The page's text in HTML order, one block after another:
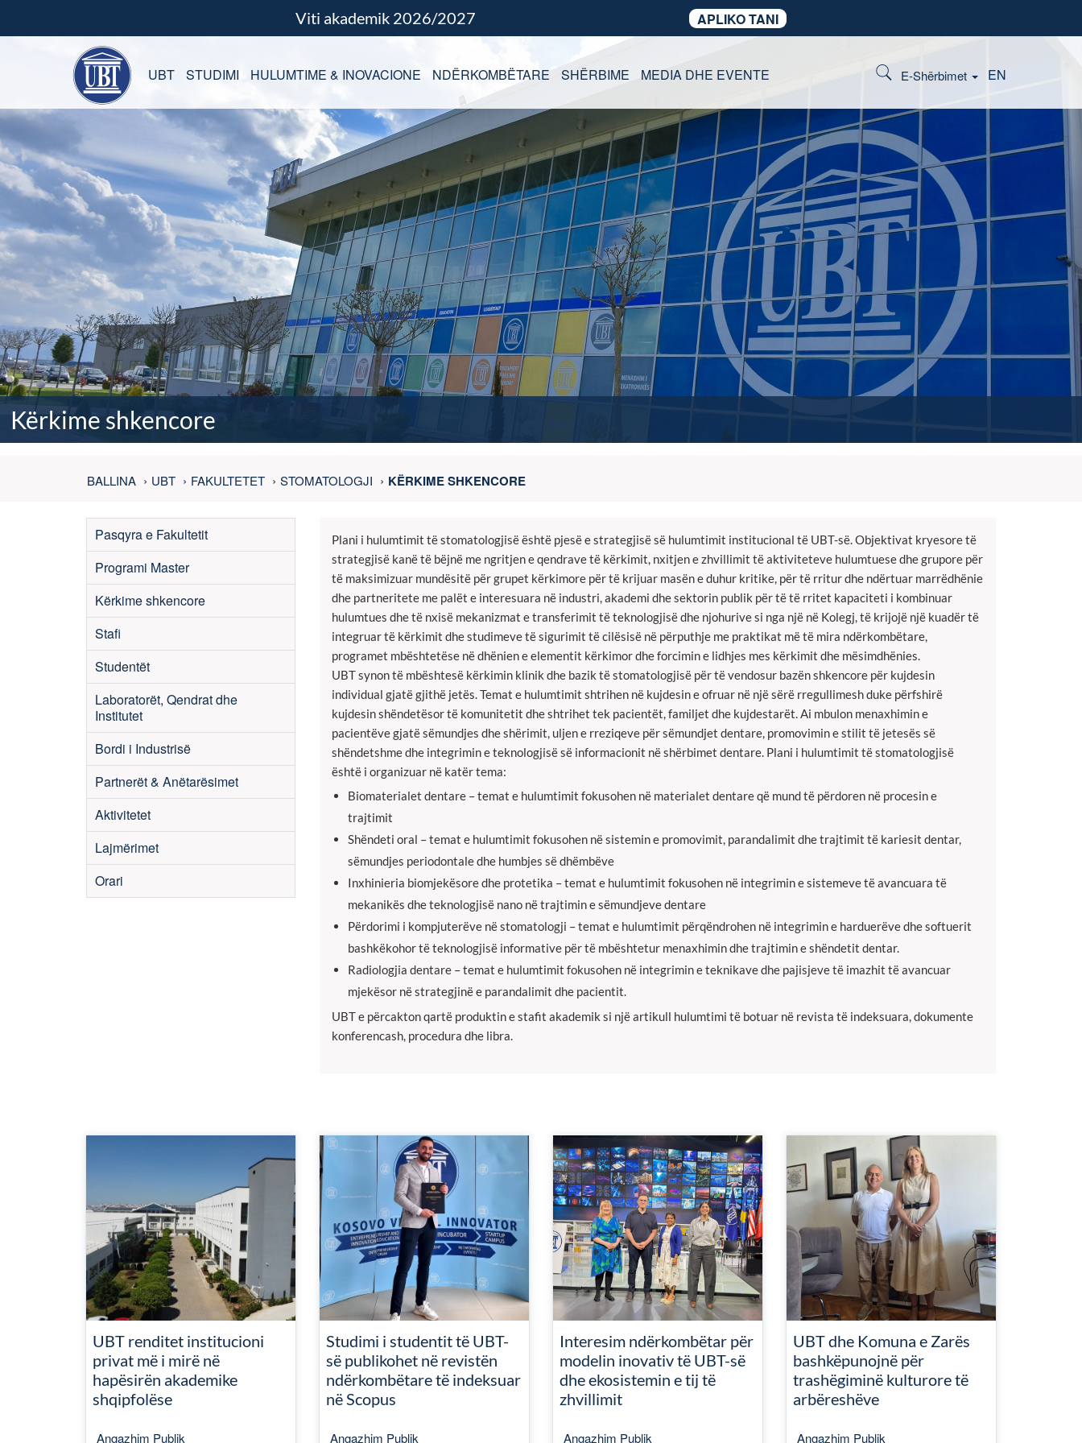
Viti akademik 2026/2027 APLIKO TANI
E-Shërbimet EN
UBT STUDIMI HULUMTIME & INOVACIONE NDËRKOMBËTARE SHËRBIME MEDIA DHE EVENTE
Kërkime shkencore
BALLINA UBT FAKULTETET STOMATOLOGJI KËRKIME SHKENCORE
Pasqyra e Fakultetit
Programi Master
Kërkime shkencore
Stafi
Studentët
Laboratorët, Qendrat dhe
Institutet
Bordi i Industrisë
Partnerët & Anëtarësimet
Aktivitetet
Lajmërimet
Orari
Plani i hulumtimit të stomatologjisë është pjesë e strategjisë së hulumtimit institucional të UBT-së. Objektivat kryesore të
strategjisë kanë të bëjnë me ngritjen e qendrave të kërkimit, nxitjen e zhvillimit të aktiviteteve hulumtuese dhe grupore për
të maksimizuar mundësitë për grupet kërkimore për të krijuar masën e duhur kritike, për të rritur dhe ndërtuar marrëdhënie
dhe partneritete me palët e interesuara në industri, akademi dhe sektorin publik për të të rritet kapaciteti i kombinuar
hulumtues dhe të nxisë mekanizmat e transferimit të teknologjisë dhe njohurive si nga një në Kolegj, të krijojë një kuadër të
integruar të kërkimit dhe studimeve të sigurimit të cilësisë në përputhje me praktikat më të mira ndërkombëtare,
programet mbështetëse në dhënien e elementit kërkimor dhe forcimin e lidhjes mes kërkimit dhe mësimdhënies.
UBT synon të mbështesë kërkimin klinik dhe bazik të stomatologjisë për të vendosur bazën shkencore për kujdesin
individual gjatë gjithë jetës. Temat e hulumtimit shtrihen në kujdesin e ofruar në një sërë rregullimesh duke përfshirë
kujdesin shëndetësor të komunitetit dhe shtrihet tek pacientët, familjet dhe kujdestarët. Ai mbulon menaxhimin e
pacientëve gjatë sëmundjes dhe shërimit, uljen e rreziqeve për sëmundjet dentare, promovimin e stilit të jetesës së
shëndetshme dhe integrimin e teknologjisë së informacionit në shërbimet dentare. Plani i hulumtimit të stomatologjisë
është i organizuar në katër tema:
Biomaterialet dentare – temat e hulumtimit fokusohen në materialet dentare që mund të përdoren në procesin e
trajtimit
Shëndeti oral – temat e hulumtimit fokusohen në sistemin e promovimit, parandalimit dhe trajtimit të kariesit dentar,
sëmundjes periodontale dhe humbjes së dhëmbëve
Inxhinieria biomjekësore dhe protetika – temat e hulumtimit fokusohen në integrimin e sistemeve të avancuara të
mekanikës dhe teknologjisë nano në trajtimin e sëmundjeve dentare
Përdorimi i kompjuterëve në stomatologji – temat e hulumtimit përqëndrohen në integrimin e harduerëve dhe softuerit
bashkëkohor të teknologjisë informative për të mbështetur menaxhimin dhe trajtimin e shëndetit dentar.
Radiologjia dentare – temat e hulumtimit fokusohen në integrimin e teknikave dhe pajisjeve të imazhit të avancuar
mjekësor në strategjinë e parandalimit dhe pacientit.
UBT e përcakton qartë produktin e stafit akademik si një artikull hulumtimi të botuar në revista të indeksuara, dokumente
konferencash, procedura dhe libra.
UBT renditet institucioni
privat më i mirë në
hapësirën akademike
shqipfolëse
Angazhim Publik
Studimi i studentit të UBT-
së publikohet në revistën
ndërkombëtare të indeksuar
në Scopus
Angazhim Publik
Interesim ndërkombëtar për
modelin inovativ të UBT-së
dhe ekosistemin e tij të
zhvillimit
Angazhim Publik
UBT dhe Komuna e Zarës
bashkëpunojnë për
trashëgiminë kulturore të
arbëreshëve
Angazhim Publik